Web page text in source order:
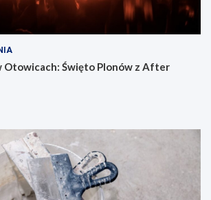
Otowicach: Święto Plonów z After